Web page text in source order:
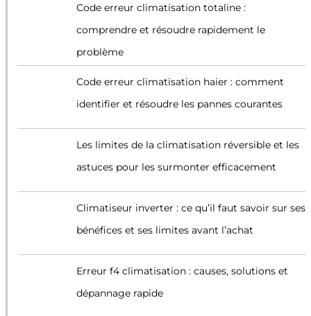
Code erreur climatisation totaline :
comprendre et résoudre rapidement le
problème
Code erreur climatisation haier : comment
identifier et résoudre les pannes courantes
Les limites de la climatisation réversible et les
astuces pour les surmonter efficacement
Climatiseur inverter : ce qu’il faut savoir sur ses
bénéfices et ses limites avant l’achat
Erreur f4 climatisation : causes, solutions et
dépannage rapide